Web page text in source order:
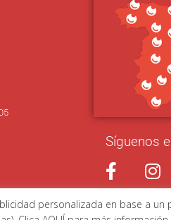
Síguenos
personalizada en base a